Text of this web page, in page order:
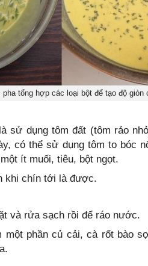
tổng hợp các loại bột để tạo độ giòn
sử dụng tôm đất (tôm rảo
có thể sử dụng tôm to bóc
ít muối, tiêu, bột ngọt.
khi chín tới là được.
và rửa sạch rồi để ráo nước.
một phần củ cải, cà rốt bào